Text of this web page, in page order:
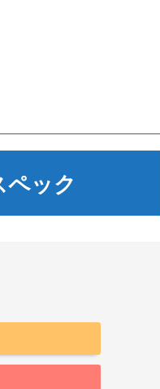
ック